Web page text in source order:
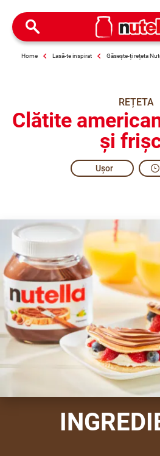
Home Lasă-te inspirat Găsește-ți rețeta
REȚETA
Clătite
și
Ușor